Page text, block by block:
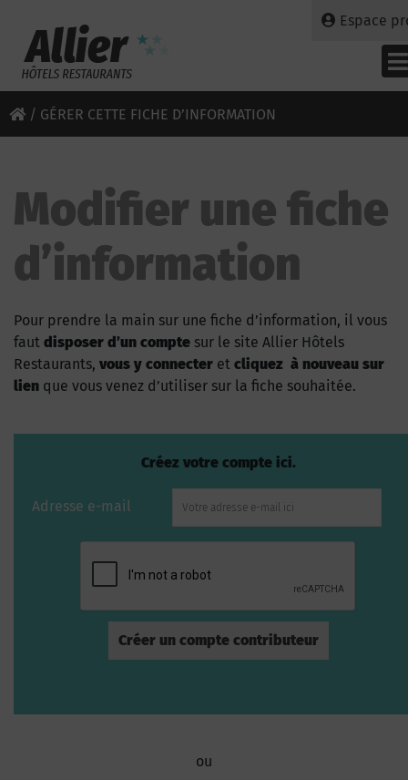
Espace
/ GÉRER CETTE FICHE D’INFORMATION
Modifier une fiche
d’information
Pour prendre la main sur une fiche d’information, il vous
faut disposer d’un compte sur le site Allier Hôtels
Restaurants, vous y connecter et cliquez à nouveau sur
lien que vous venez d’utiliser sur la fiche souhaitée.
Créez votre compte ici.
Adresse e-mail
ou